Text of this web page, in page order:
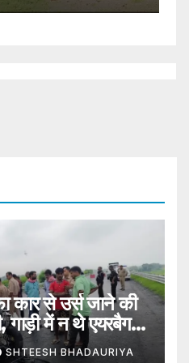
कार से उर्स जाने की
गाड़ी में न थे एयरबैग,
– Four Killed In
SHTEESH BHADAURIYA